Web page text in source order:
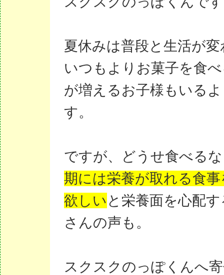
夏休みは普段と生活が
いつもよりお菓子を食
が増えるお子様もいる
す。
ですが、どうせ食べる
期には栄養が取れる食
欲しい と栄養面を心配
さんの声も。
スクスクのっぽくんへ